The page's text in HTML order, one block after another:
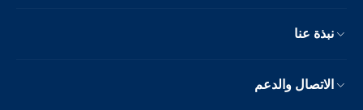
نبذة عنا
الاتصال والدعم